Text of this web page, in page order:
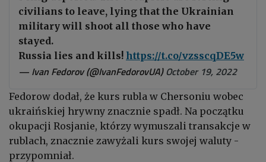
civilians to leave, lying that the Ukrainian
military will shoot all those who have
stayed.
Russia lies and kills! https://t.co/vzsscqDE5w
— Ivan Fedorov (@IvanFedorovUA) October 19, 2022
Fedorow dodał, że kurs rubla w Chersoniu wobec
ukraińskiej hrywny znacznie spadł. Na początku
okupacji Rosjanie, którzy wymuszali transakcje w
rublach, znacznie zawyżali kurs swojej waluty -
przypomniał.